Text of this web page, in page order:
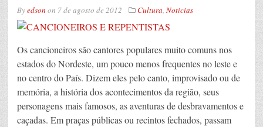
Byedson on 7 de agosto de 2012 Cultura, Noticias
Os cancioneiros são cantores populares muito comuns nos
estados do Nordeste, um pouco menos frequentes no leste e
no centro do País. Dizem eles pelo canto, improvisado ou de
memória, a história dos acontecimentos da região, seus
personagens mais famosos, as aventuras de desbravamentos e
caçadas. Em praças públicas ou recintos fechados, passam